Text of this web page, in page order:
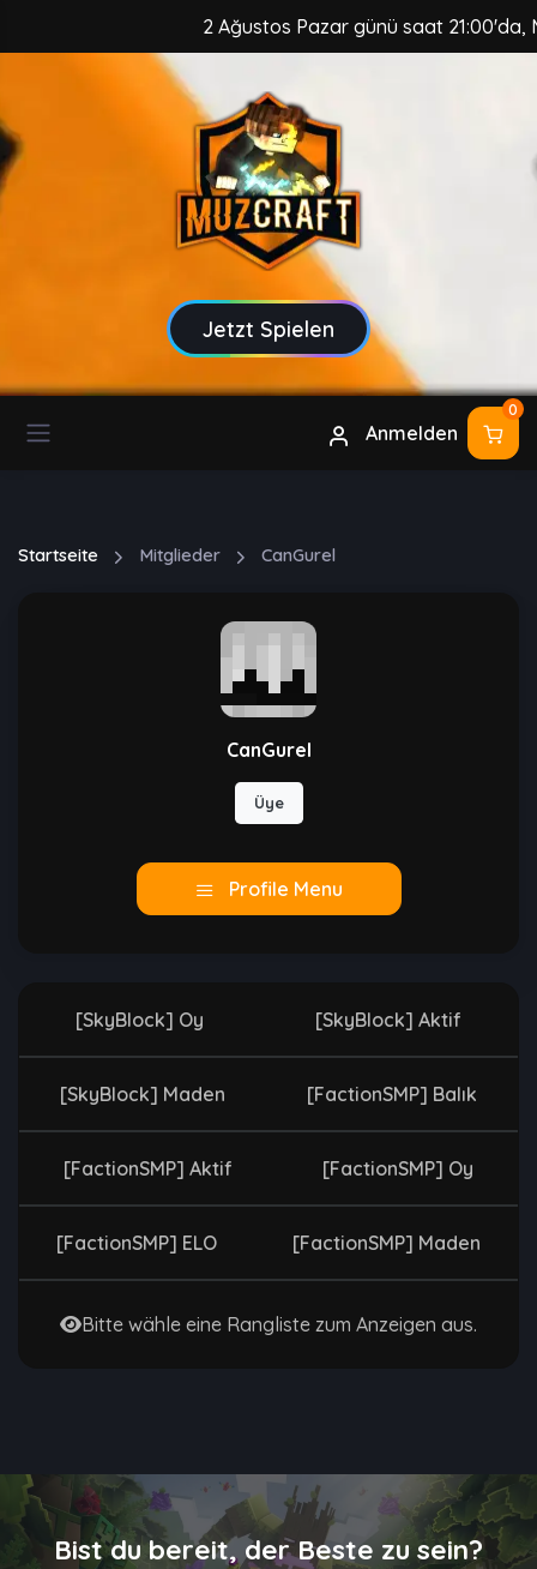
2 Ağustos Pazar günü saat 21:00'da,
Jetzt Spielen
Anmelden
0
Startseite Mitglieder CanGurel
CanGurel
Üye
Profile Menu
[SkyBlock] Oy [SkyBlock] Aktif
[SkyBlock] Maden [FactionSMP] Balık
[FactionSMP] Aktif [FactionSMP] Oy
[FactionSMP] ELO [FactionSMP] Maden
Bitte wähle eine Rangliste zum Anzeigen aus.
Bist du bereit, der Beste zu sein?